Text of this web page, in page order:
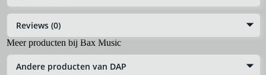
Reviews (0)
Meer producten bij Bax Music
Andere producten van DAP